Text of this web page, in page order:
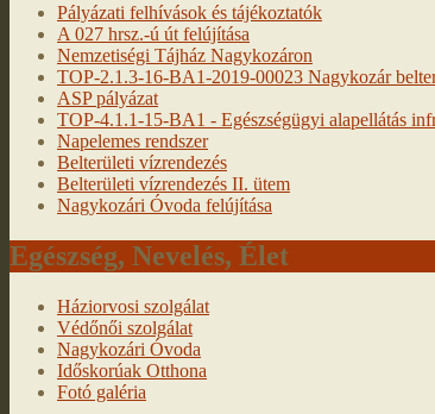
Pályázati felhívások és tájékoztatók
A 027 hrsz.-ú út felújítása
Nemzetiségi Tájház Nagykozáron
TOP-2.1.3-16-BA1-2019-00023 Nagykozár
ASP pályázat
TOP-4.1.1-15-BA1 - Egészségügyi alapellátás
Napelemes rendszer
Belterületi vízrendezés
Belterületi vízrendezés II. ütem
Nagykozári Óvoda felújítása
Egészség, Nevelés, Élet
Háziorvosi szolgálat
Védőnői szolgálat
Nagykozári Óvoda
Időskorúak Otthona
Fotó galéria